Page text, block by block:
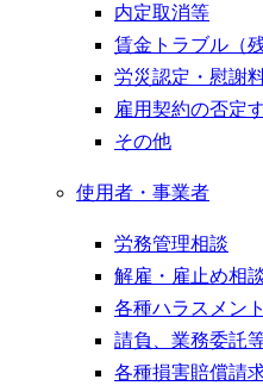
内定取消等
賃金トラブル（
労災認定・慰謝
雇用契約の否定
その他
使用者・事業者
労務管理相談
解雇・雇止め相
各種ハラスメン
請負、業務委託
各種損害賠償請